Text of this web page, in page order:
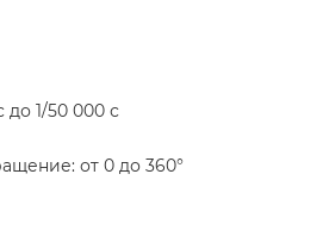
до 1/50 000 с
от 0 до 360°